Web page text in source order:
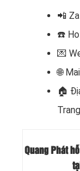
📲
☎️
💌
🌐
🏠
Trang
Quang Phát